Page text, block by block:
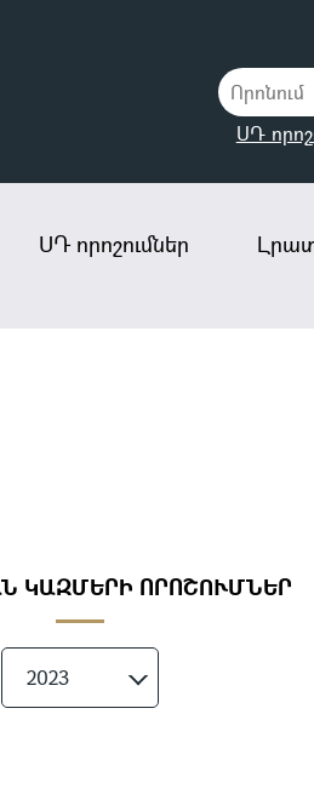
ՍԴ
ՍԴ որոշումներ
ԿԱԶՄԵՐԻ ՈՐՈՇՈՒՄՆԵՐ
2023